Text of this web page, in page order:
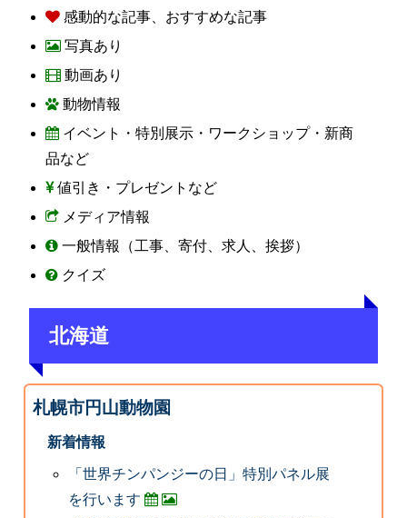
感動的な記事、おすすめな記事
写真あり
動画あり
動物情報
イベント・特別展示・ワークショップ・新商
品など
値引き・プレゼントなど
メディア情報
一般情報（工事、寄付、求人、挨拶）
クイズ
北海道
札幌市円山動物園
新着情報
「世界チンパンジーの日」特別パネル展
を行います